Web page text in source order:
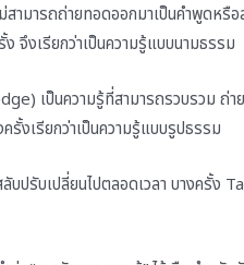
สามารถถ่ายทอดออกมาเป็นคำพูดห
จึงเรียกว่าเป็นความรู้แบบนามธรรม
เป็นความรู้ที่สามารถรวบรวม ถ่า
งเรียกว่าเป็นความรู้แบบรูปธรรม
บปรับเปลี่ยนไปตลอดเวลา บางครั้